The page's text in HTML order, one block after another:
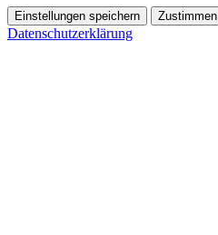
Einstellungen speichern Zustimmen
Datenschutzerklärung